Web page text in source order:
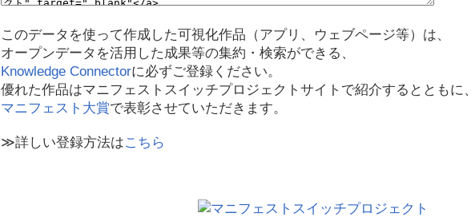
このデータを使って作成した可視化作品（アプリ、ウェブページ等）は、
オープンデータを活用した成果等の集約・検索ができる、
Knowledge Connectorに必ずご登録ください。
優れた作品はマニフェストスイッチプロジェクトサイトで紹介するとともに、
マニフェスト大賞で表彰させていただきます。
≫詳しい登録方法はこちら